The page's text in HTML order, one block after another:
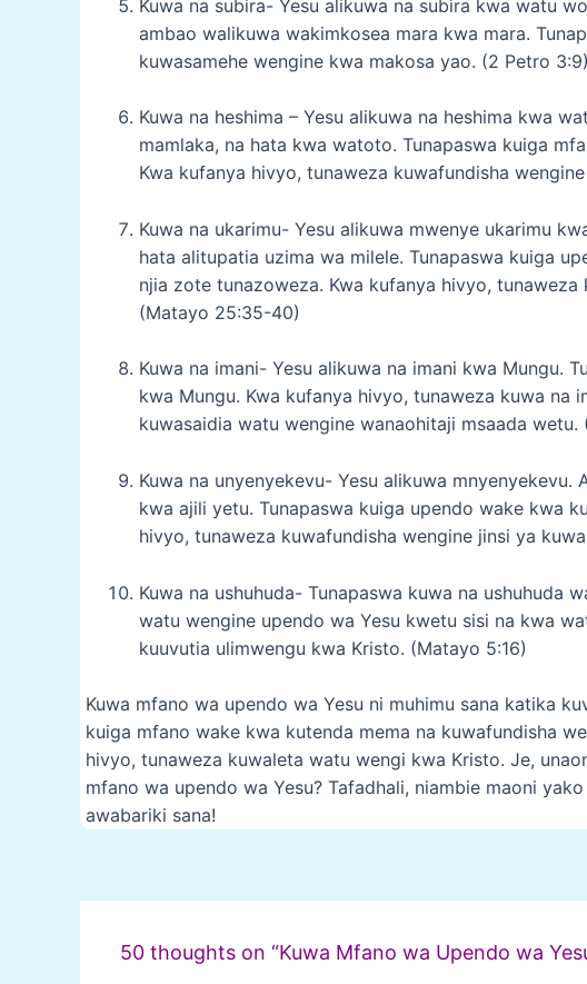
Kuwa na subira- Yesu alikuwa na subira kwa watu
ambao walikuwa wakimkosea mara kwa mara.
kuwasamehe wengine kwa makosa yao. (2 Petro 3:9)
Kuwa na heshima – Yesu alikuwa na heshima kwa
mamlaka, na hata kwa watoto. Tunapaswa kuiga
Kwa kufanya hivyo, tunaweza kuwafundisha
Kuwa na ukarimu- Yesu alikuwa mwenye ukarimu
hata alitupatia uzima wa milele. Tunapaswa kuiga
njia zote tunazoweza. Kwa kufanya hivyo,
(Matayo 25:35-40)
Kuwa na imani- Yesu alikuwa na imani kwa Mungu.
kwa Mungu. Kwa kufanya hivyo, tunaweza kuwa na
kuwasaidia watu wengine wanaohitaji msaada wetu.
Kuwa na unyenyekevu- Yesu alikuwa
kwa ajili yetu. Tunapaswa kuiga upendo wake kwa
hivyo, tunaweza kuwafundisha wengine jinsi ya
Kuwa na ushuhuda- Tunapaswa kuwa na ushuhuda
watu wengine upendo wa Yesu kwetu sisi na kwa
kuuvutia ulimwengu kwa Kristo. (Matayo 5:16)
Kuwa mfano wa upendo wa Yesu ni muhimu sana katika
kuiga mfano wake kwa kutenda mema na kuwafundisha
hivyo, tunaweza kuwaleta watu wengi kwa Kristo. Je,
mfano wa upendo wa Yesu? Tafadhali, niambie maoni
awabariki sana!
navigation
50 thoughts on “Kuwa Mfano wa Upendo wa